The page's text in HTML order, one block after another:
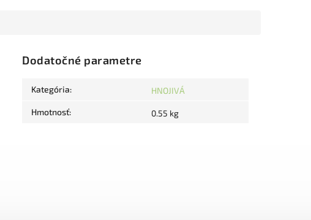
Dodatočné parametre
Kategória: HNOJIVÁ
Hmotnosť: 0.55 kg